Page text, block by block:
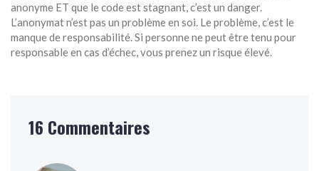
anonyme ET que le code est stagnant, c’est un danger.
L’anonymat n’est pas un problème en soi. Le problème, c’est le
manque de responsabilité. Si personne ne peut être tenu pour
responsable en cas d’échec, vous prenez un risque élevé.
16 Commentaires